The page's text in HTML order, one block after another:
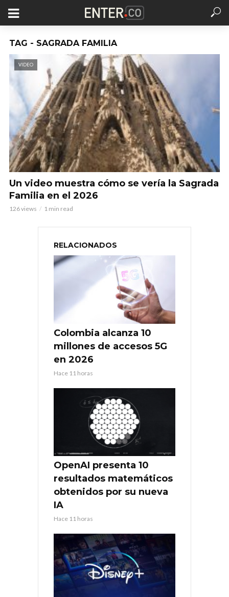
TAG - SAGRADA FAMILIA
VIDEO
Un video muestra cómo se vería la Sagrada
Familia en el 2026
126 views 1 min read
RELACIONADOS
Colombia alcanza 10
millones de accesos 5G
en 2026
Hace 11 horas
OpenAI presenta 10
resultados matemáticos
obtenidos por su nueva
IA
Hace 11 horas